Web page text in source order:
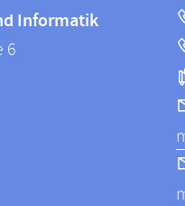
Informatik
6